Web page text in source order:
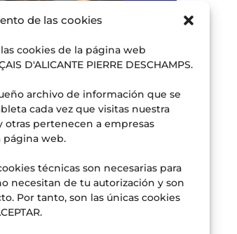
de las cookies
cookies de la página web
D'ALICANTE PIERRE DESCHAMPS.
archivo de información que se
cada vez que visitas nuestra
otras pertenecen a empresas
página web.
técnicas son necesarias para
necesitan de tu autorización y son
Por tanto, son las únicas cookies